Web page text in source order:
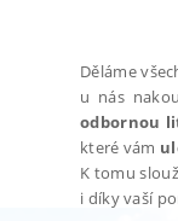
Děláme
u nás
odbornou
které vám
K tomu
i díky vaší